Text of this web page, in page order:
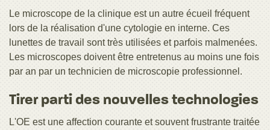
Le microscope de la clinique est un autre écueil fréquent
lors de la réalisation d'une cytologie en interne. Ces
lunettes de travail sont très utilisées et parfois malmenées.
Les microscopes doivent être entretenus au moins une fois
par an par un technicien de microscopie professionnel.
Tirer parti des nouvelles technologies
L'OE est une affection courante et souvent frustrante traitée